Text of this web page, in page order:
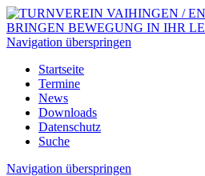
Navigation überspringen
Startseite
Termine
News
Downloads
Datenschutz
Suche
Navigation überspringen